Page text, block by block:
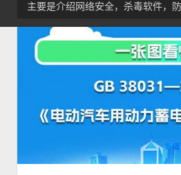
n首页
o
新闻早报
开发
o
r
p
Matlab
Python
软件
Win10
手机
r
关于本站
更新日志
留言板
其他
365搜索
登录
主要是介绍网络安全，杀毒软件，